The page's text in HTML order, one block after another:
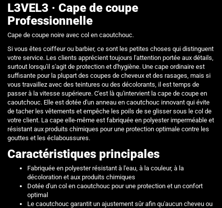
L3VEL3 · Cape de coupe
Professionnelle
Cape de coupe noire avec col en caoutchouc.
Si vous êtes coiffeur ou barbier, ce sont les petites choses qui distinguent
votre service. Les clients apprécient toujours l'attention portée aux détails,
surtout lorsqu'il s'agit de protection et d'hygiène. Une cape ordinaire est
suffisante pour la plupart des coupes de cheveux et des rasages, mais si
vous travaillez avec des teintures ou des décolorants, il est temps de
passer à la vitesse supérieure. C'est là qu'intervient la cape de coupe en
caoutchouc. Elle est dotée d'un anneau en caoutchouc innovant qui évite
de tacher les vêtements et empêche les poils de se glisser sous le col de
votre client. La cape elle-même est fabriquée en polyester imperméable et
résistant aux produits chimiques pour une protection optimale contre les
gouttes et les éclaboussures.
Caractéristiques principales
Fabriquée en polyester résistant à l'eau, à la couleur, à la
décoloration et aux produits chimiques
Dotée d'un col en caoutchouc pour une protection et un confort
optimal
Le caoutchouc garantit un ajustement sûr afin qu'aucun cheveu ou